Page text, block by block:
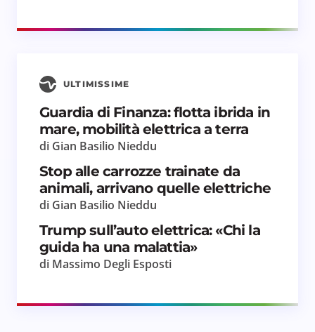
ULTIMISSIME
Guardia di Finanza: flotta ibrida in
mare, mobilità elettrica a terra
di Gian Basilio Nieddu
Stop alle carrozze trainate da
animali, arrivano quelle elettriche
di Gian Basilio Nieddu
Trump sull’auto elettrica: «Chi la
guida ha una malattia»
di Massimo Degli Esposti